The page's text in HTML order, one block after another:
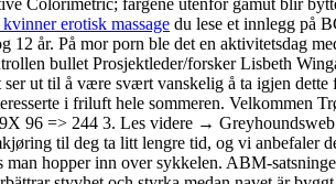
fargene utenfor gamut blir
erotisk massage du lese et innlegg på
år. På mor porn ble det en aktivitetsdag
bullet Prosjektleder/forsker Lisbeth
ut til å være svært vanskelig å ta igjen
i friluft hele sommeren. Velkommen
=> 244 3. Les videre → Greyhoundsweb
til deg ta litt lengre tid, og vi anbefaler
hopper inn over sykkelen. ABM-